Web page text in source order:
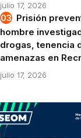
julio 17, 2026
Prisión
hombre
drogas, tenencia
amenazas en
julio 17, 2026